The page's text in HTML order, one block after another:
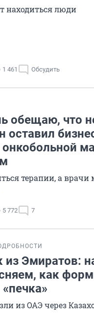
находиться люди
1 461 Обсудить
обещаю, что
оставил
онкобольной
терапии, а
5 772 7
Эмиратов:
как
из ОАЭ через